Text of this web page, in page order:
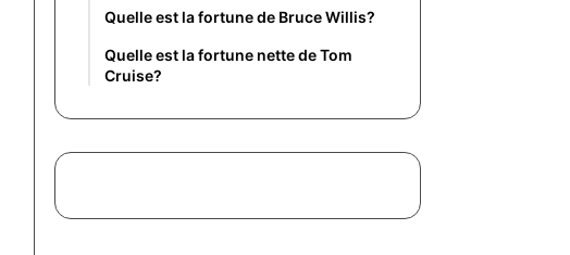
Quelle est la fortune de Bruce Willis?
Quelle est la fortune nette de Tom
Cruise?